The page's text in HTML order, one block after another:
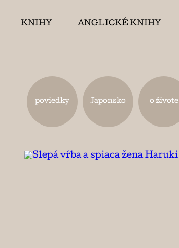
KNIHY ANGLICKÉ KNIHY
poviedky Japonsko o živote